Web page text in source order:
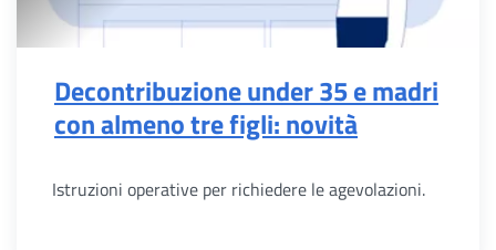
Decontribuzione under 35 e madri
con almeno tre figli: novità
Istruzioni operative per richiedere le agevolazioni.